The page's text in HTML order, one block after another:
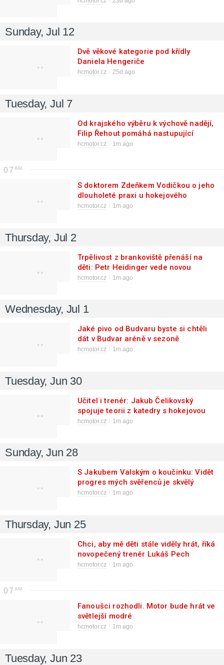
Sunday, Jul 12
Dvě věkové kategorie pod křídly
Daniela Hengeriče
hcmotor.cz 25d ago
Tuesday, Jul 7
Od krajského výběru k výchově nadějí,
Filip Řehout pomáhá nastupující
hokejové generaci
hcmotor.cz 1m ago
07
S doktorem Zdeňkem Vodičkou o jeho
dlouholeté praxi u hokejového
Motoru
hcmotor.cz 1m ago
Thursday, Jul 2
Trpělivost z brankoviště přenáší na
děti: Petr Heidinger vede novou
generaci budějovických nadějí
hcmotor.cz 1m ago
Wednesday, Jul 1
Jaké pivo od Budvaru byste si chtěli
dát v Budvar aréně v sezoně
2026/2027?
hcmotor.cz 1m ago
Tuesday, Jun 30
Učitel i trenér: Jakub Čelikovský
spojuje teorii z katedry s hokejovou
praxí v Motoru
hcmotor.cz 1m ago
Sunday, Jun 28
S Jakubem Valským o koučinku: Vidět
progres mých svěřenců je skvělý
pocit
hcmotor.cz 1m ago
Thursday, Jun 25
Chci, aby mě děti stále viděly hrát, říká
novopečený trenér Lukáš Pech
hcmotor.cz 1m ago
07
Fanoušci rozhodli. Motor bude hrát ve
světlejší modré
hcmotor.cz 1m ago
Tuesday, Jun 23